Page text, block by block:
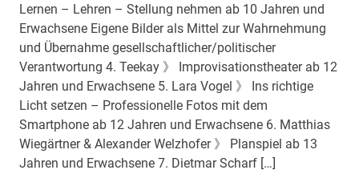
Lernen – Lehren – Stellung nehmen ab 10 Jahren und
Erwachsene Eigene Bilder als Mittel zur Wahrnehmung
und Übernahme gesellschaftlicher/politischer
Verantwortung 4. Teekay 》 Improvisationstheater ab 12
Jahren und Erwachsene 5. Lara Vogel 》 Ins richtige
Licht setzen – Professionelle Fotos mit dem
Smartphone ab 12 Jahren und Erwachsene 6. Matthias
Wiegärtner & Alexander Welzhofer 》 Planspiel ab 13
Jahren und Erwachsene 7. Dietmar Scharf […]